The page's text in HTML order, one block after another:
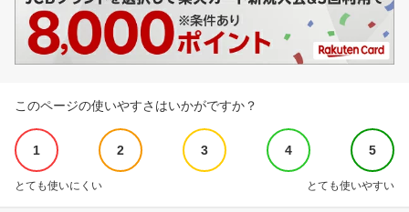
このページの使いやすさはいかがですか？
1 2 3 4 5
とても使いにくい とても使いやすい